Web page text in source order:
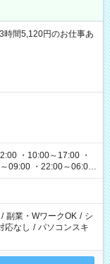
間5,120円のお仕事あ
・10:00～17:00 ・
09:00 ・22:00～06:00
/ 副業・WワークOK / シ
応なし / パソコンスキ